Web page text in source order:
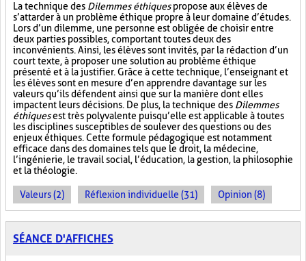
La technique des Dilemmes éthiquespropose aux élèves de
s’attarder à un problème éthique propre à leur domaine d’études.
Lors d’un dilemme, une personne est obligée de choisir entre
deux parties possibles, comportant toutes deux des
inconvénients. Ainsi, les élèves sont invités, par la rédaction d’un
court texte, à proposer une solution au problème éthique
présenté et à la justifier. Grâce à cette technique, l’enseignant et
les élèves sont en mesure d’en apprendre davantage sur les
valeurs qu’ils défendent ainsi que sur la manière dont elles
impactent leurs décisions. De plus, la technique des Dilemmes
éthiquesest très polyvalente puisqu’elle est applicable à toutes
les disciplines susceptibles de soulever des questions ou des
enjeux éthiques. Cette formule pédagogique est notamment
efficace dans des domaines tels que le droit, la médecine,
l’ingénierie, le travail social, l’éducation, la gestion, la philosophie
et la théologie.
Valeurs (2) Réflexion individuelle (31) Opinion (8)
SÉANCE D'AFFICHES